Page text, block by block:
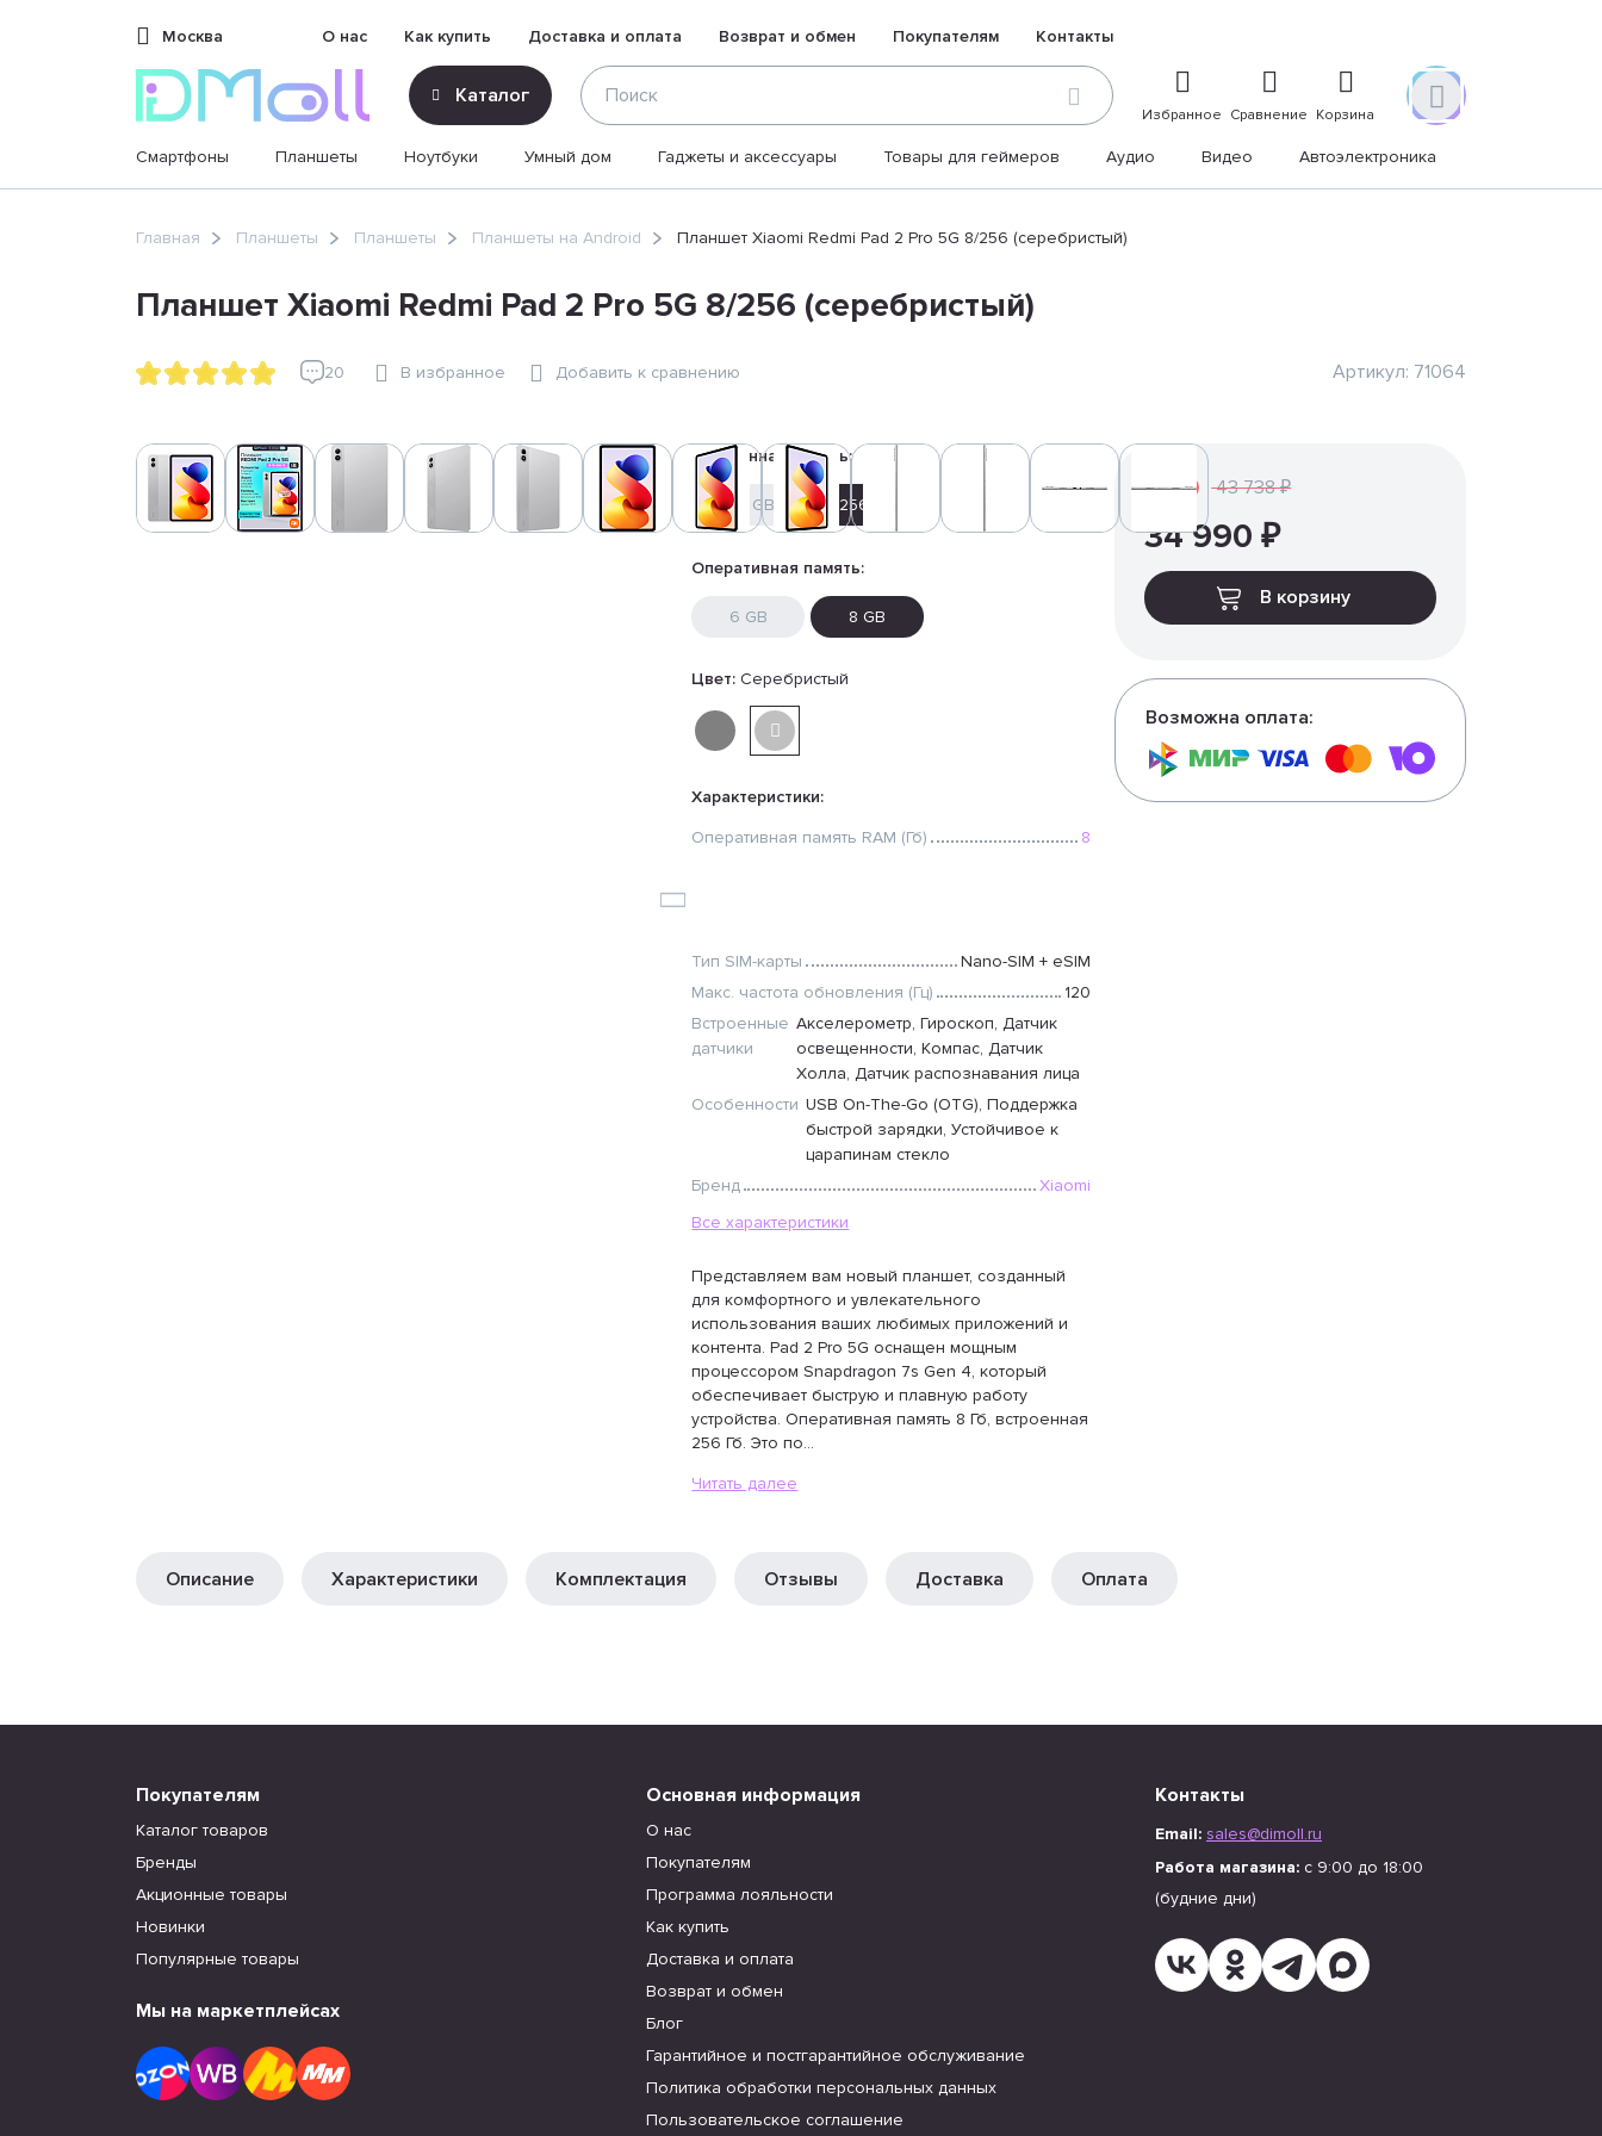
Москва О нас Как купить Доставка и оплата Возврат и обмен Покупателям Контакты
Каталог
Избранное Сравнение Корзина
Смартфоны Планшеты Ноутбуки Умный дом Гаджеты и аксессуары Товары для геймеров Аудио Видео Автоэлектроника
sales@dimoll.ruГлавная Планшеты Планшеты Планшеты на Android Планшет Xiaomi Redmi Pad 2 Pro 5G 8/256 (серебристый)
Планшет Xiaomi Redmi Pad 2 Pro 5G 8/256 (серебристый)
20 В избранное Добавить к сравнению Артикул: 71064
Встроенная память:
128 GB 256 GB
Оперативная память:
6 GB 8 GB
Цвет:Серебристый
Характеристики:
Оперативная память RAM (Гб)
8
Тип SIM-карты
Nano-SIM + eSIM
Макс. частота обновления (Гц)
120
Встроенные
датчики
Акселерометр, Гироскоп, Датчик
освещенности, Компас, Датчик
Холла, Датчик распознавания лица
Особенности USB On-The-Go (OTG), Поддержка
быстрой зарядки, Устойчивое к
царапинам стекло
Бренд
Xiaomi
Все характеристики
Представляем вам новый планшет, созданный
для комфортного и увлекательного
использования ваших любимых приложений и
контента. Pad 2 Pro 5G оснащен мощным
процессором Snapdragon 7s Gen 4, который
обеспечивает быструю и плавную работу
устройства. Оперативная память 8 Гб, встроенная
256 Гб. Это по...
Читать далее
-20% 43 738 ₽
34 990 ₽
В корзину
Возможна оплата:
Описание Характеристики Комплектация Отзывы Доставка Оплата
Покупателям
Каталог товаров
Бренды
Акционные товары
Новинки
Популярные товары
Мы на маркетплейсах
Основная информация
О нас
Покупателям
Программа лояльности
Как купить
Доставка и оплата
Возврат и обмен
Блог
Гарантийное и постгарантийное обслуживание
Политика обработки персональных данных
Пользовательское соглашение
Контакты
Email: sales@dimoll.ru
Работа магазина: с 9:00 до 18:00
(будние дни)